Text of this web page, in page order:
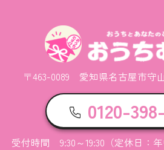
〒463-0089 愛知県名古屋市守
0120-
受付時間 9:30～19:30（定休日：